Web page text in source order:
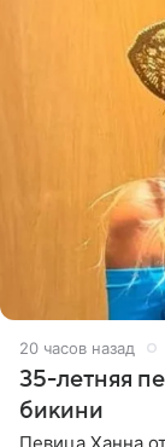
20 часов назад
35-летняя
бикини